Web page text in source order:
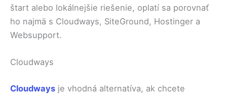
štart alebo lokálnejšie riešenie, oplatí sa porovnať
ho najmä s Cloudways, SiteGround, Hostinger a
Websupport.
Cloudways
Cloudways je vhodná alternatíva, ak chcete